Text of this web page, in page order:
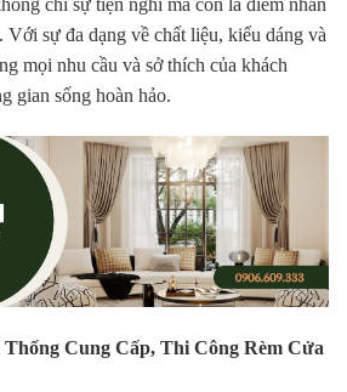
Với sự đa dạng về chất liệu, kiểu dáng và
mọi nhu cầu và sở thích của khách
gian sống hoàn hảo.
Cung Cấp, Thi Công Rèm Cửa